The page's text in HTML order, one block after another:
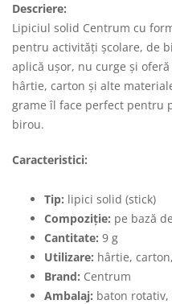
Descriere:
Lipiciul solid Centrum cu
pentru activități școlare, de
aplică ușor, nu curge și
hârtie, carton și alte
grame îl face perfect pentru
birou.
Caracteristici:
Tip: lipici solid (stick)
Compoziție: pe bază
Cantitate: 9 g
Utilizare: hârtie,
Brand: Centrum
Ambalaj: baton rotativ,